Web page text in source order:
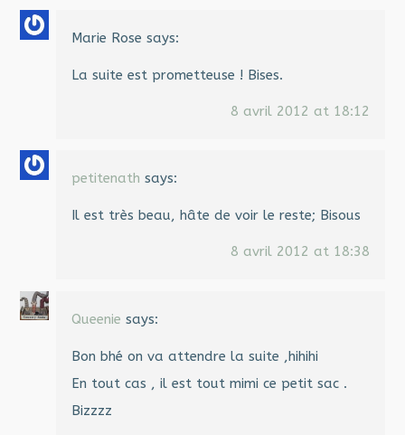
Marie Rose says:
La suite est prometteuse ! Bises.
8 avril 2012 at 18:12
petitenath says:
Il est très beau, hâte de voir le reste; Bisous
8 avril 2012 at 18:38
Queenie says:
Bon bhé on va attendre la suite ,hihihi
En tout cas , il est tout mimi ce petit sac .
Bizzzz